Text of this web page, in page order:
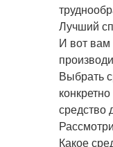
Лучший
И вот вам
Выбрать
средство
Какое